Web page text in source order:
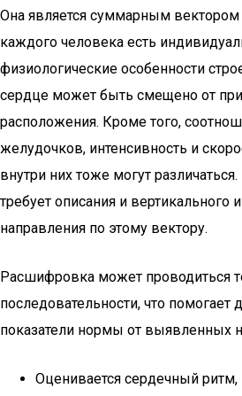
Она является суммарным вектором
каждого человека есть
физиологические особенности
сердце может быть смещено от
расположения. Кроме того,
желудочков, интенсивность и
внутри них тоже могут
требует описания и вертикального
направления по этому вектору.
Расшифровка может проводиться
последовательности, что
показатели нормы от выявленных
Оценивается сердечный ритм,